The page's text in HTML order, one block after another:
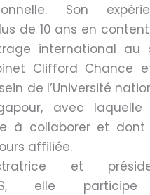
Son
de 10 ans en
international au
Clifford Chance
de l’Université
avec laquelle
à collaborer et dont
affiliée.
et
elle